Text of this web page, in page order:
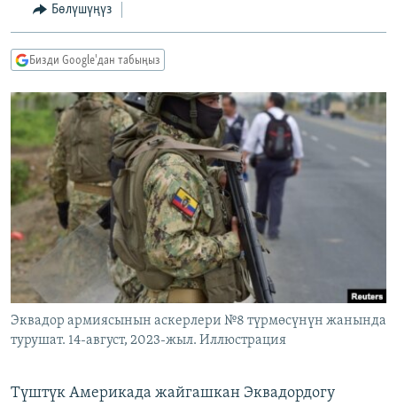
МАДАНИЯТ
ТВ ПРОГРАММАЛАР
ЭКСПЕРТТЕР ТАЛДАЙТ
БИЗ ЖАНА ДҮЙНӨ
ДАНИСТЕ
ЭЖЕ-СИҢДИЛЕР
АЗАТТЫК+
ЫҢГАЙСЫЗ СУРООЛОР
ӨЗГӨЧӨ ПИКИР
Русский
ОНЛАЙН ШЕРИНЕ
ЭЕ/АРнун бардык сайттары
Бөлүшүңүз
Бизди Google'дан табыңыз
Эквадор армиясынын аскерлери №8 түрмөсүнүн жанында
турушат. 14-август, 2023-жыл. Иллюстрация
Түштүк Америкада жайгашкан Эквадордогу